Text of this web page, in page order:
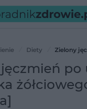
Diety
Zielony
[Porada eksperta]po